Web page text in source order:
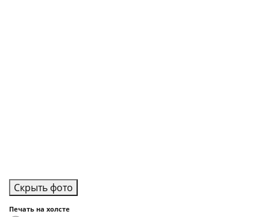
Скрыть фото
Печать на холсте